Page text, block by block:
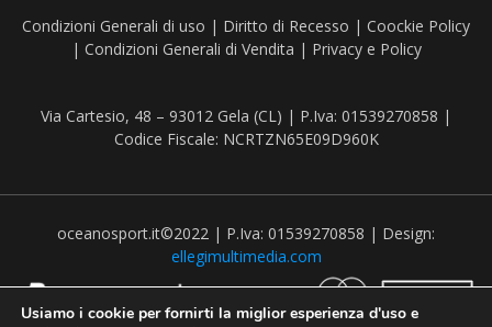
Condizioni Generali di uso | Diritto di Recesso | Coockie Policy
| Condizioni Generali di Vendita | Privacy e Policy
Via Cartesio, 48 – 93012 Gela (CL) | P.Iva: 01539270858 |
Codice Fiscale: NCRTZN65E09D960K
oceanosport.it©2022 | P.Iva: 01539270858 | Design:
ellegimultimedia.com
Usiamo i cookie per fornirti la miglior esperienza d'uso e